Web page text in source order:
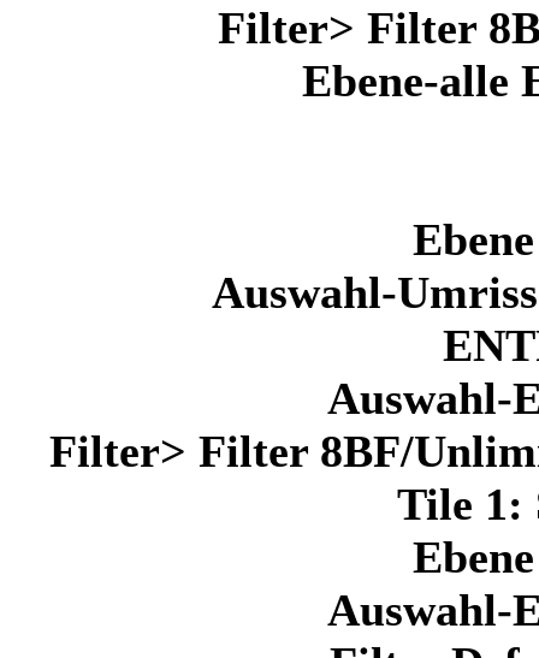
Filter> Filter
Ebene-alle
Auswahl-
Auswahl-
Filter> Filter 8BF/
Tile 1:
Auswahl-